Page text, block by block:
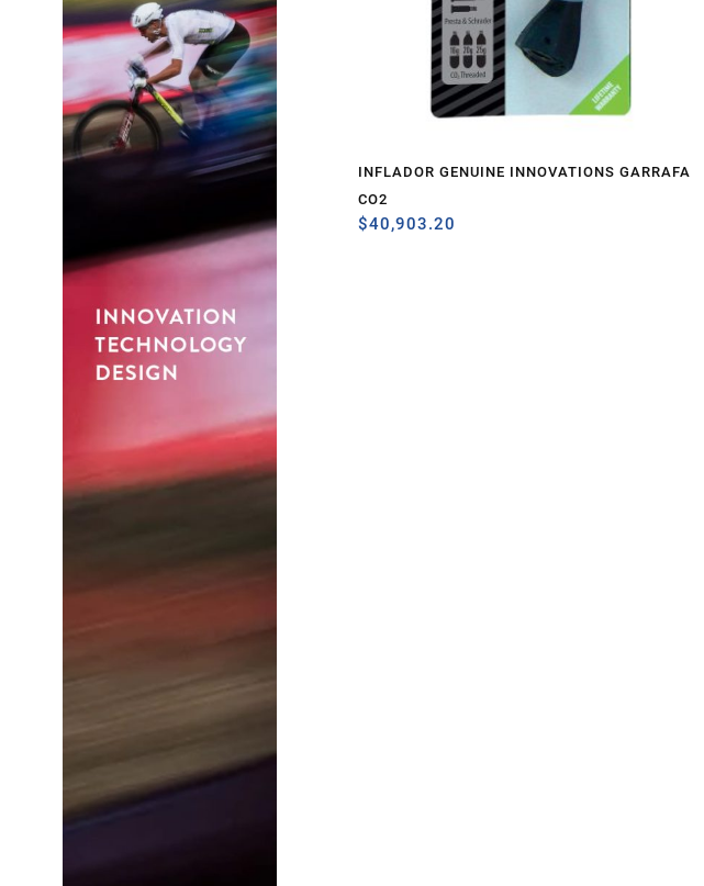
INFLADOR GENUINE INNOVATIONS GARRAFA
CO2
$40,903.20